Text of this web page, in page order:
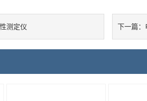
测定仪 下一篇：